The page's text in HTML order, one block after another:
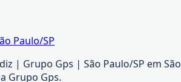
Paulo/SP
| Grupo Gps | São Paulo/SP em São
Grupo Gps.